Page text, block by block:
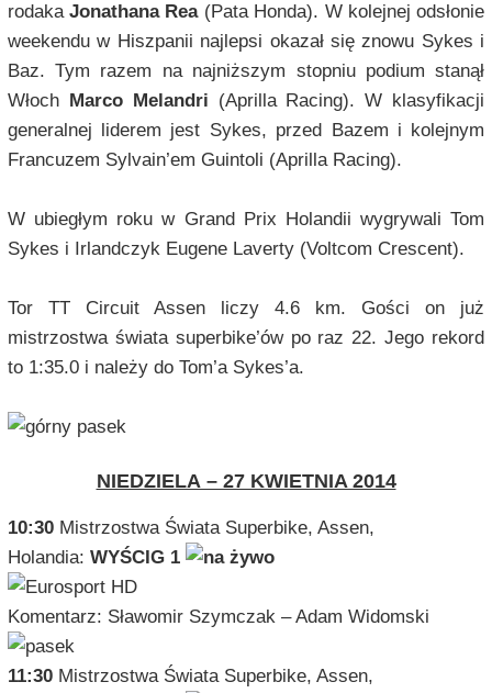
rodakaJonathana Rea(Pata Honda). W kolejnej odsłonie
weekendu w Hiszpanii najlepsi okazał się znowu Sykes i
Baz. Tym razem na najniższym stopniu podium stanął
Włoch
Marco Melandri (Aprilla Racing). W klasyfikacji
generalnej liderem jest Sykes, przed Bazem i kolejnym
Francuzem Sylvain’em Guintoli (Aprilla Racing).
W ubiegłym roku w Grand Prix Holandii wygrywali Tom
Sykes i Irlandczyk Eugene Laverty (Voltcom Crescent).
Tor TT Circuit Assen liczy 4.6 km. Gości on już
mistrzostwa świata superbike’ów po raz 22. Jego rekord
to 1:35.0 i należy do Tom’a Sykes’a.
NIEDZIELA – 27 KWIETNIA 2014
10:30 Mistrzostwa Świata Superbike, Assen,
Holandia: WYŚCIG 1
Komentarz: Sławomir Szymczak – Adam Widomski
11:30 Mistrzostwa Świata Superbike, Assen,